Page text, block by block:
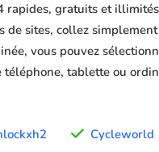
rapides, gratuits et
sites, collez
vous pouvez
tablette ou
Cycleworld